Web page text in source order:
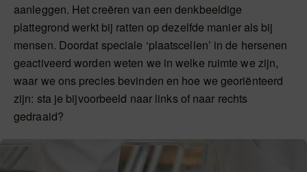
aanleggen. Het creëren van een denkbeeldige
plattegrond werkt bij ratten op dezelfde manier als bij
mensen. Doordat speciale ‘plaatscellen’ in de hersenen
geactiveerd worden weten we in welke ruimte we zijn,
waar we ons precies bevinden en hoe we georiënteerd
zijn: sta je bijvoorbeeld naar links of naar rechts
gedraaid?